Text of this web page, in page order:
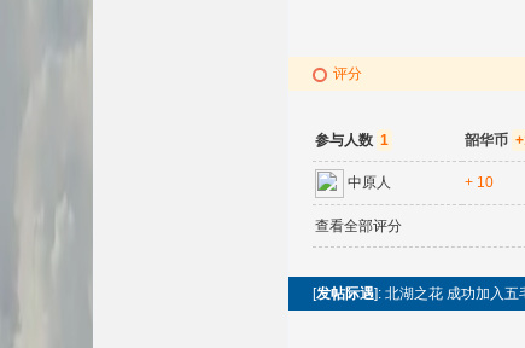
评分
参与人数 1 韶华币
中原人 + 10
查看全部评分
[发帖际遇]: 北湖之花 成功加入